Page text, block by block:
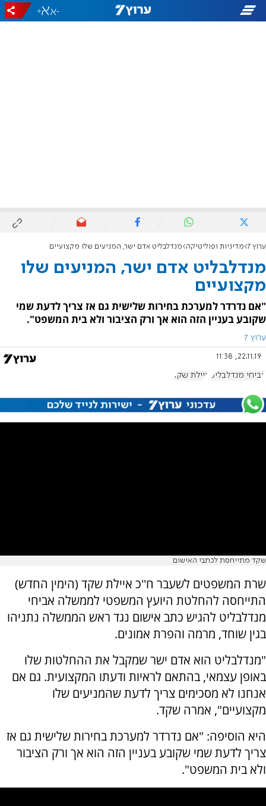
-
+
ערוץ 7 מדיניות ופוליטיקה מנדלבליט אדם ישר, המניעים שלו מקצועיים
מנדלבליט אדם ישר, המניעים שלו
מקצועיים
"אם נדרדר למערכת בחירות שלישית גם אז צריך לדעת שמי
שקובע בעניין הזה הוא אך ורק הציבור ולא בית המשפט".
ערוץ 7
22.11.19, 11:38
אביחי מנדלבליט איילת שקד
שקד מתייחסת לכתבי האישום
שרת המשפטים לשעבר ח''כ איילת שקד (הימין החדש)
התייחסה להחלטת היועץ המשפטי לממשלה אביחי
מנדלבליט להגיש כתב אישום נגד ראש הממשלה נתניהו
בגין שוחד, מרמה והפרת אמונים.
"מנדלבליט הוא אדם ישר שמקבל את ההחלטות שלו
באופן עצמאי, בהתאם לראיות ודעתו המקצועית. גם אם
אנחנו לא מסכימים צריך לדעת שהמניעים שלו
מקצועיים", אמרה שקד.
היא הוסיפה: "אם נדרדר למערכת בחירות שלישית גם אז
צריך לדעת שמי שקובע בעניין הזה הוא אך ורק הציבור
ולא בית המשפט".